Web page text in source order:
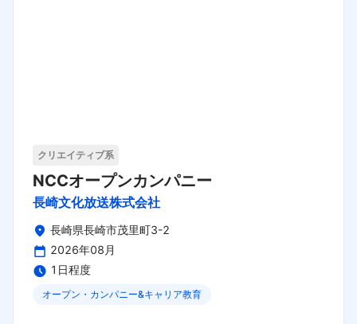
クリエイティブ系
NCCオープンカンパニー
長崎文化放送株式会社
長崎県長崎市茂里町3-2
2026年08月
1日程度
オープン・カンパニー&キャリア教育